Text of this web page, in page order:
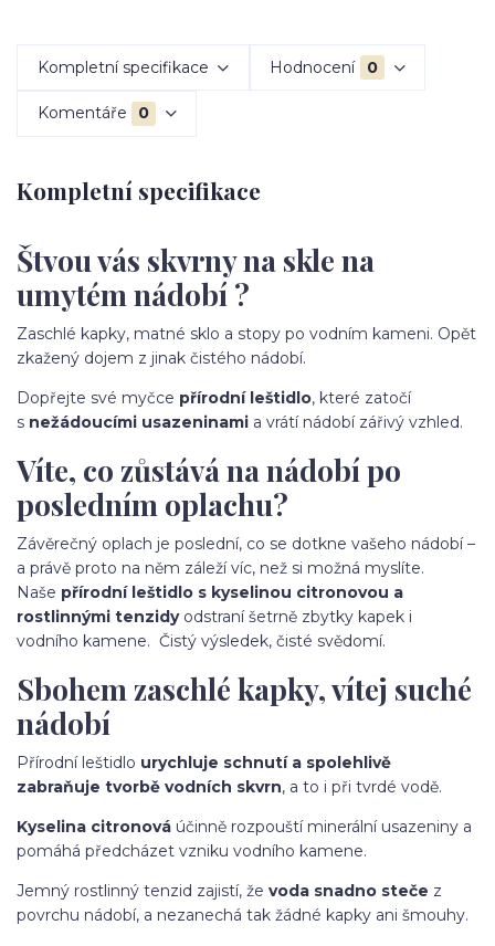
Kompletní specifikace Hodnocení 0
Komentáře 0
Kompletní specifikace
Štvou vás skvrny na skle na
umytém nádobí ?
Zaschlé kapky, matné sklo a stopy po vodním kameni. Opět
zkažený dojem z jinak čistého nádobí.
Dopřejte své myčce přírodní leštidlo, které zatočí
s nežádoucími usazeninami a vrátí nádobí zářivý vzhled.
Víte, co zůstává na nádobí po
posledním oplachu?
Závěrečný oplach je poslední, co se dotkne vašeho nádobí –
a právě proto na něm záleží víc, než si možná myslíte.
Naše přírodní leštidlo s kyselinou citronovou a
rostlinnými tenzidyodstraní šetrně zbytky kapek i
vodního kamene. Čistý výsledek, čisté svědomí.
Sbohem zaschlé kapky, vítej suché
nádobí
Přírodní leštidlo urychluje schnutí a spolehlivě
zabraňuje tvorbě vodních skvrn, a to i při tvrdé vodě.
Kyselina citronová účinně rozpouští minerální usazeniny a
pomáhá předcházet vzniku vodního kamene.
Jemný rostlinný tenzid zajistí, že voda snadno steče z
povrchu nádobí, a nezanechá tak žádné kapky ani šmouhy.